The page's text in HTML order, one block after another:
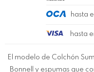
hasta
hasta
El modelo de Colchón
Bonnell y espumas que